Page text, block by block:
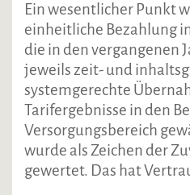
Ein wesentlicher Punkt
einheitliche Bezahlung
die in den vergangenen
jeweils zeit- und
systemgerechte
Tarifergebnisse in den
Versorgungsbereich
wurde als Zeichen der
gewertet. Das hat